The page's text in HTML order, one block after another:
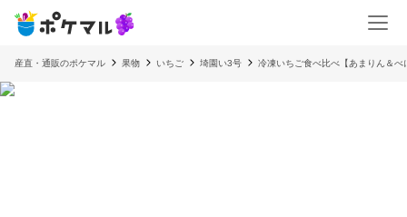
産直・通販のポケマル 果物 いちご 埼園い3号 冷凍いちご食べ比べ【あまりん＆べ